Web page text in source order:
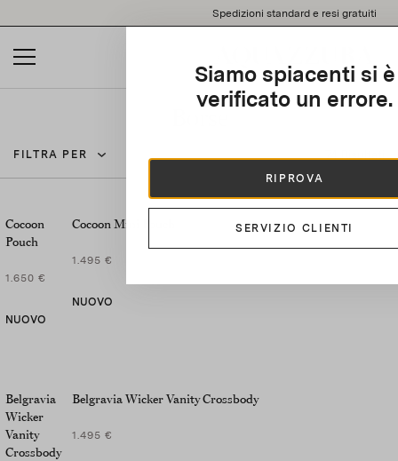
note:
website
an
Spedizioni standard e resi gratuiti
Siamo spiacenti si è
verificato un errore.
RIPROVA
SERVIZIO CLIENTI
FILTRA PER
Cocoon
Pouch
1.650 €
NUOVO
Cocoon Mini Pouch
1.495 €
NUOVO
Belgravia
Wicker
Vanity
Crossbody
Belgravia Wicker Vanity Crossbody
1.495 €